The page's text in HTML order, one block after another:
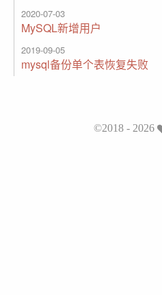
2020-07-03
MySQL新增用户
2019-09-05
mysql备份单个表恢复失败
©2018 - 2026